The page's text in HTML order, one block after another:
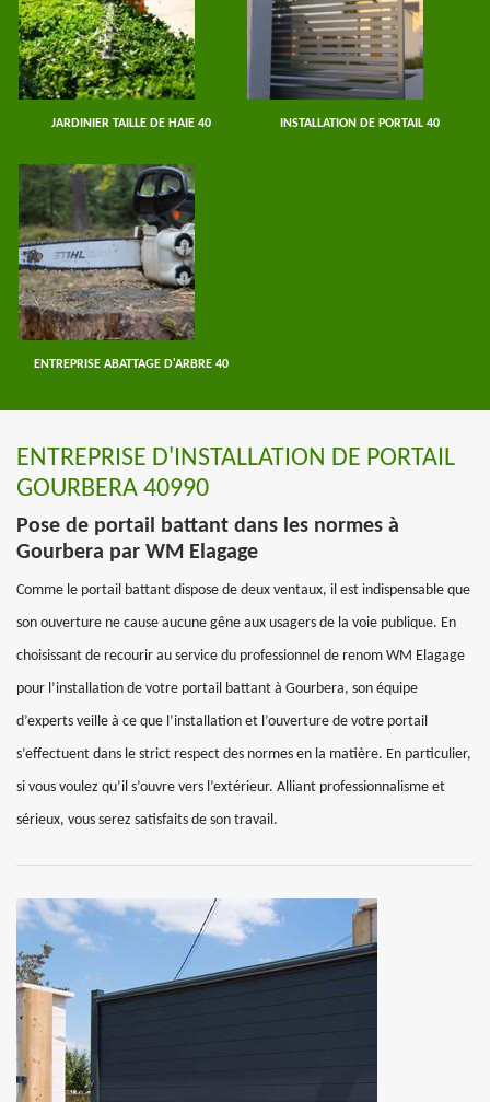
JARDINIER TAILLE DE HAIE 40 INSTALLATION DE PORTAIL 40
ENTREPRISE ABATTAGE D'ARBRE 40
ENTREPRISE D'INSTALLATION DE PORTAIL
GOURBERA 40990
Pose de portail battant dans les normes à
Gourbera par WM Elagage
Comme le portail battant dispose de deux ventaux, il est indispensable que
son ouverture ne cause aucune gêne aux usagers de la voie publique. En
choisissant de recourir au service du professionnel de renom WM Elagage
pour l’installation de votre portail battant à Gourbera, son équipe
d’experts veille à ce que l’installation et l’ouverture de votre portail
s’effectuent dans le strict respect des normes en la matière. En particulier,
si vous voulez qu’il s’ouvre vers l’extérieur. Alliant professionnalisme et
sérieux, vous serez satisfaits de son travail.